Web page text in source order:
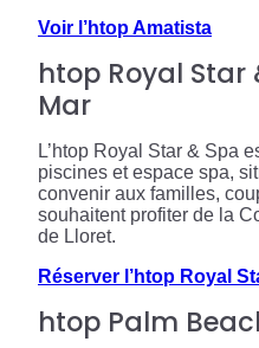
Voir l’htop Amatista
htop Royal Star
Mar
L’htop Royal Star & Spa
piscines et espace spa,
convenir aux familles,
souhaitent profiter de la
de Lloret.
Réserver l’htop Royal
htop Palm